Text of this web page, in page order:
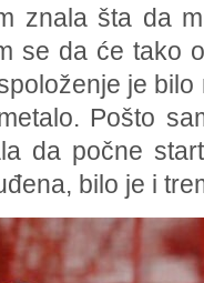
znala šta da
se da će tako
je
Pošto
da počne
bilo je i